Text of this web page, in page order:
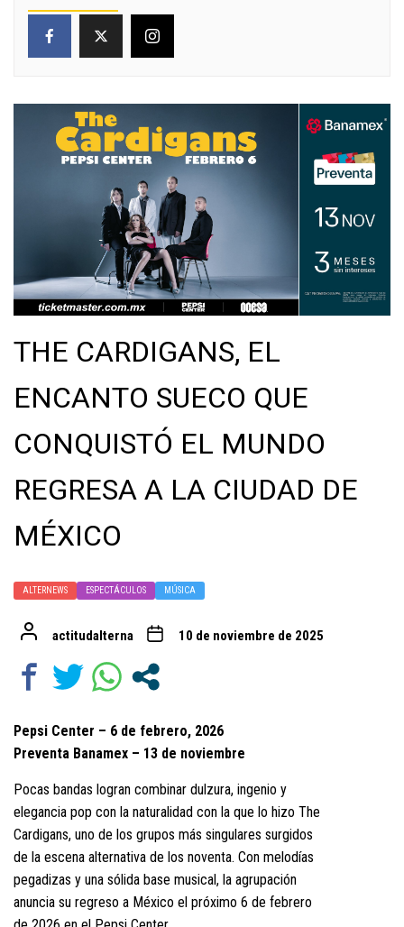
THE CARDIGANS, EL
ENCANTO SUECO QUE
CONQUISTÓ EL MUNDO
REGRESA A LA CIUDAD DE
MÉXICO
ALTERNEWS ESPECTÁCULOS MÚSICA
actitudalterna 10 de noviembre de 2025
Pepsi Center – 6 de febrero, 2026
Preventa Banamex – 13 de noviembre
Pocas bandas logran combinar dulzura, ingenio y
elegancia pop con la naturalidad con la que lo hizo The
Cardigans, uno de los grupos más singulares surgidos
de la escena alternativa de los noventa. Con melodías
pegadizas y una sólida base musical, la agrupación
anuncia su regreso a México el próximo 6 de febrero